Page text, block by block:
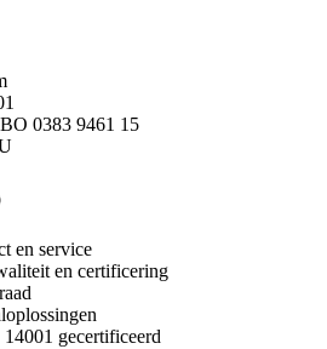
0383 9461 15
en service
en certificering
gecertificeerd